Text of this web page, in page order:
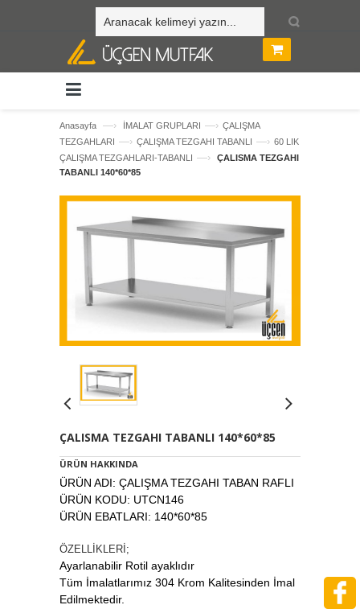
Anasayfa —› İMALAT GRUPLARI —› ÇALIŞMA
TEZGAHLARI —› ÇALIŞMA TEZGAHI TABANLI —› 60 LIK
ÇALIŞMA TEZGAHLARI-TABANLI —›
ÇALISMA TEZGAHI
TABANLI 140*60*85
ÇALISMA TEZGAHI TABANLI 140*60*85
ÜRÜN HAKKINDA
ÜRÜN ADI: ÇALIŞMA TEZGAHI TABAN RAFLI
ÜRÜN KODU: UTCN146
ÜRÜN EBATLARI: 140*60*85
ÖZELLİKLERİ;
Ayarlanabilir Rotil ayaklıdır
Tüm İmalatlarımız 304 Krom Kalitesinden İmal
Edilmektedir.